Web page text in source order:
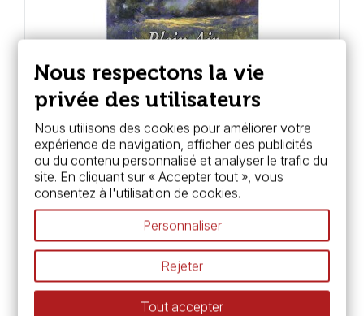
Boîte de 30 demi-pastels à l'écu -
Paysage - Sennelier
46,95 €
Nous respectons la vie
privée des utilisateurs
Nous utilisons des cookies pour améliorer votre
expérience de navigation, afficher des publicités
ou du contenu personnalisé et analyser le trafic du
site. En cliquant sur « Accepter tout », vous
consentez à l'utilisation de cookies.
Personnaliser
Rejeter
Tout accepter